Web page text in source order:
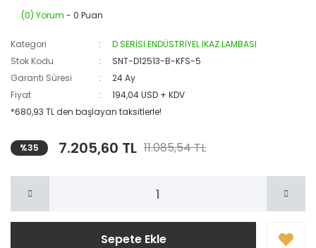
(0) Yorum - 0 Puan
Kategori
D SERİSİ ENDÜSTRİYEL İKAZ LAMBASI
Stok Kodu
SNT-D12513-B-KFS-5
Garanti Süresi
24 Ay
Fiyat
194,04 USD + KDV
*680,93 TL den başlayan taksitlerle!
%35 7.205,60 TL 11.085,54 TL
Sepete Ekle